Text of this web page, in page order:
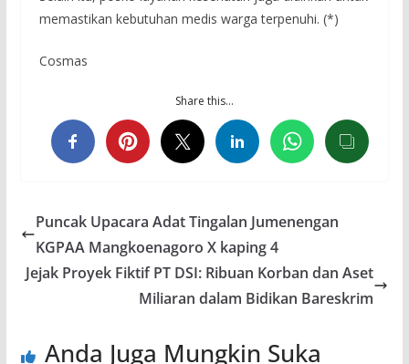
memastikan kebutuhan medis warga terpenuhi. (*)
Cosmas
Share this…
Puncak Upacara Adat Tingalan Jumenengan
KGPAA Mangkoenagoro X kaping 4
Jejak Proyek Fiktif PT DSI: Ribuan Korban dan Aset
Miliaran dalam Bidikan Bareskrim
Anda Juga Mungkin Suka